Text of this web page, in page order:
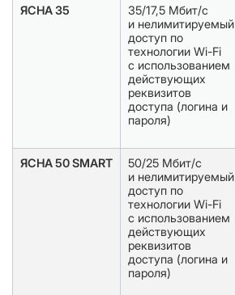
ЯСНА 35
35/17,5 Мбит/с
и нелимитируемый
доступ по
технологии Wi-Fi
с использованием
действующих
реквизитов
доступа (логина и
пароля)
ЯСНА 50 SMART
50/25 Мбит/с
и нелимитируемый
доступ по
технологии Wi-Fi
с использованием
действующих
реквизитов
доступа (логина и
пароля)